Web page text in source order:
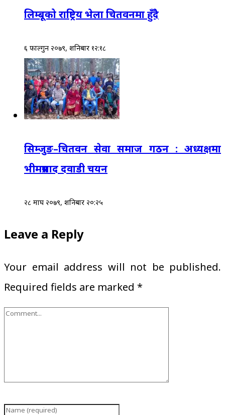
लिम्बूको राष्ट्रिय भेला चितवनमा हुँदै
६ फाल्गुन २०७९, शनिबार १२:१८
सिम्जुङ–चितवन सेवा समाज गठन : अध्यक्षमा
भीमप्रसाद दवाडी चयन
२८ माघ २०७९, शनिबार २०:२५
Leave a Reply
Your email address will not be published.
Required fields are marked *